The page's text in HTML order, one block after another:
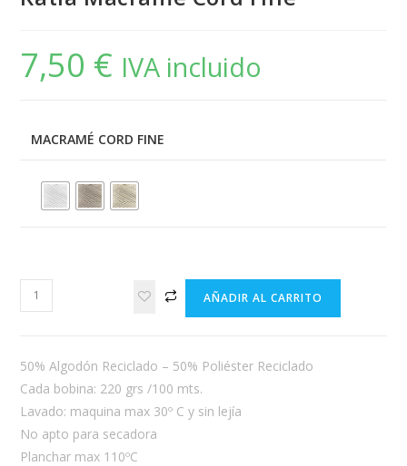
7,50 € IVA incluido
MACRAMÉ CORD FINE
Katia
Macramé
cantidad
AÑADIR AL CARRITO
50% Algodón Reciclado – 50% Poliéster Reciclado
Cada bobina: 220 grs /100 mts.
Lavado: maquina max 30º C y sin lejía
No apto para secadora
Planchar max 110ºC